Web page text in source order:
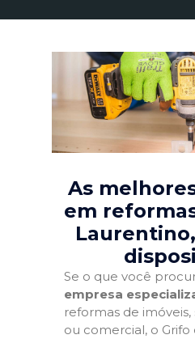
MARIDO DE ALUGUEL
PINTURA
As
em
Se o que você
empresa
reformas de imóveis,
ou comercial, o Grifo